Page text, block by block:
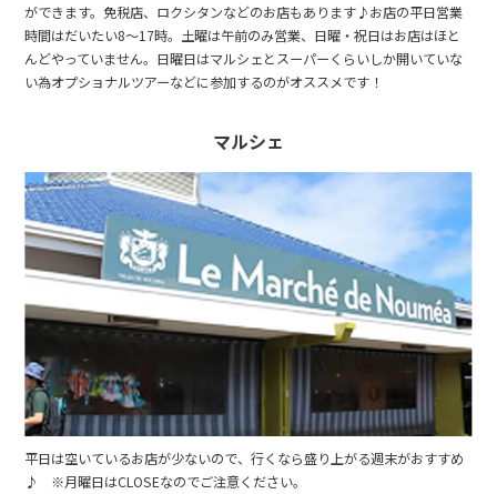
ができます。免税店、ロクシタンなどのお店もあります♪お店の平日営業
時間はだいたい8～17時。土曜は午前のみ営業、日曜・祝日はお店はほと
んどやっていません。日曜日はマルシェとスーパーくらいしか開いていな
い為オプショナルツアーなどに参加するのがオススメです！
マルシェ
平日は空いているお店が少ないので、行くなら盛り上がる週末がおすすめ
♪ ※月曜日はCLOSEなのでご注意ください。